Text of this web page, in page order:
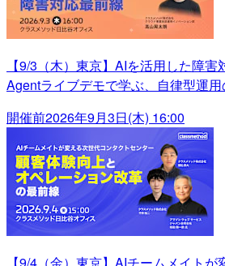
【9/3（木）東京】AIを活用した障
Agentライブデモで学ぶ、自律型運
開催前2026年9月3日(木) 16:00